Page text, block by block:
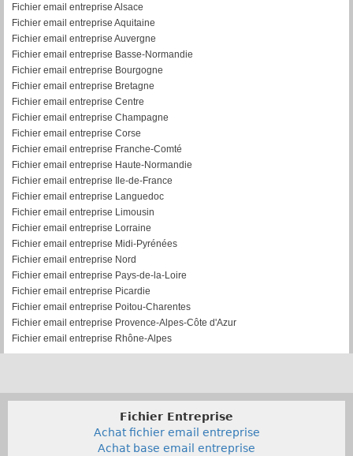
Fichier email entreprise Alsace
Fichier email entreprise Aquitaine
Fichier email entreprise Auvergne
Fichier email entreprise Basse-Normandie
Fichier email entreprise Bourgogne
Fichier email entreprise Bretagne
Fichier email entreprise Centre
Fichier email entreprise Champagne
Fichier email entreprise Corse
Fichier email entreprise Franche-Comté
Fichier email entreprise Haute-Normandie
Fichier email entreprise Ile-de-France
Fichier email entreprise Languedoc
Fichier email entreprise Limousin
Fichier email entreprise Lorraine
Fichier email entreprise Midi-Pyrénées
Fichier email entreprise Nord
Fichier email entreprise Pays-de-la-Loire
Fichier email entreprise Picardie
Fichier email entreprise Poitou-Charentes
Fichier email entreprise Provence-Alpes-Côte d'Azur
Fichier email entreprise Rhône-Alpes
Fichier Entreprise
Achat fichier email entreprise
Achat base email entreprise